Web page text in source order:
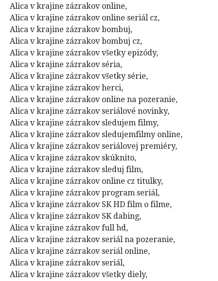
Alica v krajine zázrakov online,
Alica v krajine zázrakov online seriál cz,
Alica v krajine zázrakov bombuj,
Alica v krajine zázrakov bombuj cz,
Alica v krajine zázrakov všetky epizódy,
Alica v krajine zázrakov séria,
Alica v krajine zázrakov všetky série,
Alica v krajine zázrakov herci,
Alica v krajine zázrakov online na pozeranie,
Alica v krajine zázrakov seriálové novinky,
Alica v krajine zázrakov sledujem filmy,
Alica v krajine zázrakov sledujemfilmy online,
Alica v krajine zázrakov seriálovej premiéry,
Alica v krajine zázrakov skúknito,
Alica v krajine zázrakov sleduj film,
Alica v krajine zázrakov online cz titulky,
Alica v krajine zázrakov program seriál,
Alica v krajine zázrakov SK HD film o filme,
Alica v krajine zázrakov SK dabing,
Alica v krajine zázrakov full hd,
Alica v krajine zázrakov seriál na pozeranie,
Alica v krajine zázrakov seriál online,
Alica v krajine zázrakov seriál,
Alica v krajine zázrakov všetky diely,